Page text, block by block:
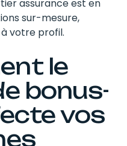
assurance est en
sur-mesure,
votre profil.
le
bonus-
vos